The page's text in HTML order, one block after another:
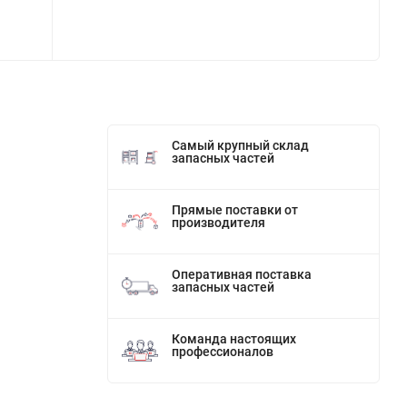
Самый крупный склад
запасных частей
Прямые поставки от
производителя
Оперативная поставка
запасных частей
Команда настоящих
профессионалов